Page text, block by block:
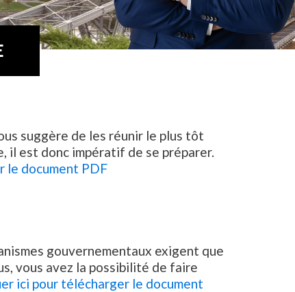
suggère de les réunir le plus tôt
il est donc impératif de se préparer.
le document PDF
gouvernementaux exigent que
vous avez la possibilité de faire
ici pour télécharger le document